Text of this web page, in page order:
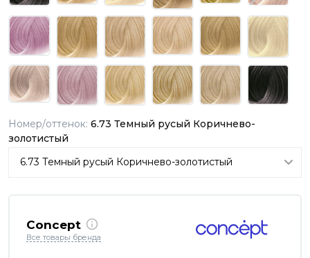
Номер/оттенок: 6.73 Темный русый Коричнево-
золотистый
Concept
Все товары бренда